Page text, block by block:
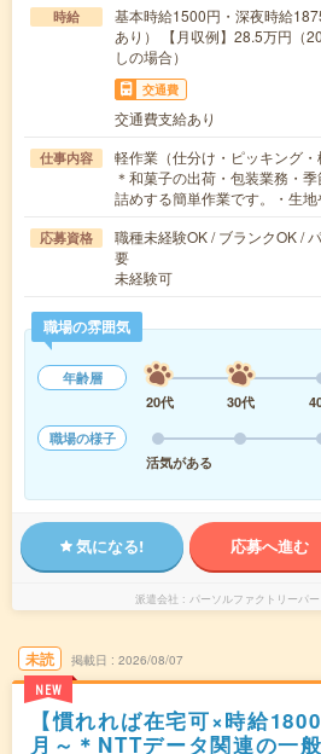
時給
基本時給1500円・深夜時給
あり） 【月収例】28.5万円（
しの場合）
交通費
交通費支給あり
仕事内容
軽作業（仕分け・ピッキング・
＊和菓子の出荷・包装業務・
詰めする簡単作業です。・生
応募資格
職種未経験OK / ブランクOK /
要
未経験可
職場の雰囲気
年齢層
20代
30代
職場の様子
活気がある
気になる! 応募へ進む
派遣会社 パーソルファクトリーパ
未読
NEW
掲載日 2026/08/07
【慣れれば在宅可×時給
月～＊NTTデータ関連の一